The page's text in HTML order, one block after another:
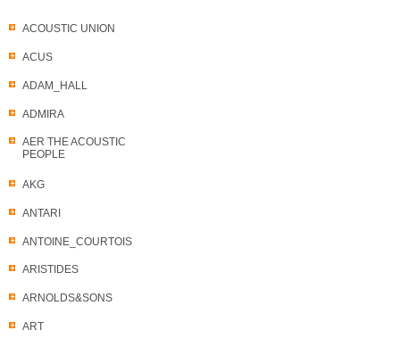
ACOUSTIC UNION
ACUS
ADAM_HALL
ADMIRA
AER THE ACOUSTIC
PEOPLE
AKG
ANTARI
ANTOINE_COURTOIS
ARISTIDES
ARNOLDS&SONS
ART